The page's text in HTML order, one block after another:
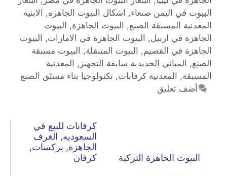
البيوت في اليمن صنعاء, اشكال البيوت الجاهزه,
الابنية
المعدنية المسبقة الصنع, البيوت الجاهزة, البيوت
الجاهزة في اربيل, البيوت الجاهزة في الامارات, البيوت
الجاهزة في القصيم, البيوت المتنقلة, البيوت مسبقة
الصنع, المباني الحديدية سابقة التجهيز , المعدنية
المسبقة, المعدنية كرفانات, تكنولوجيا بناء مسبّق الصنع
أضف تعليق
البيوت الجاهزة التركية
كرفانات للبيع في
السعوديه, الغرف
الجاهزة, بركسات,
كرفان